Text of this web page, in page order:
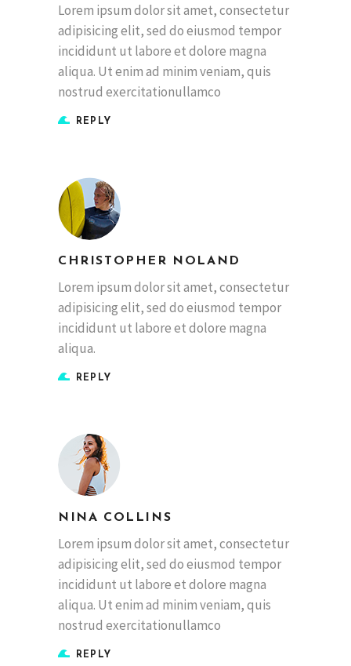
Lorem ipsum dolor sit amet, consectetur
adipisicing elit, sed do eiusmod tempor
incididunt ut labore et dolore magna
aliqua. Ut enim ad minim veniam, quis
nostrud exercitationullamco
REPLY
CHRISTOPHER NOLAND
Lorem ipsum dolor sit amet, consectetur
adipisicing elit, sed do eiusmod tempor
incididunt ut labore et dolore magna
aliqua.
REPLY
NINA COLLINS
Lorem ipsum dolor sit amet, consectetur
adipisicing elit, sed do eiusmod tempor
incididunt ut labore et dolore magna
aliqua. Ut enim ad minim veniam, quis
nostrud exercitationullamco
REPLY